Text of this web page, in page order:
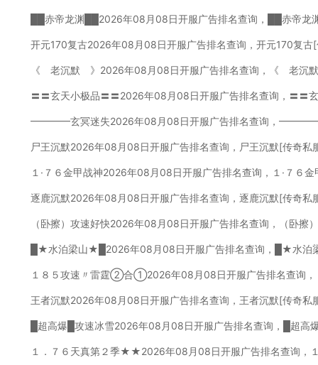
██赤帝龙渊██2026年08月08日开服广告排名查询，██赤帝龙
开元170复古2026年08月08日开服广告排名查询，开元170复古
《 老沉默 》2026年08月08日开服广告排名查询，《 老沉
〓〓玄天小极品〓〓2026年08月08日开服广告排名查询，〓〓
━━━━玄冥迷失2026年08月08日开服广告排名查询，━━━━
尸王沉默2026年08月08日开服广告排名查询，尸王沉默[传奇私
１·７６金甲战神2026年08月08日开服广告排名查询，１·７６
逐鹿沉默2026年08月08日开服广告排名查询，逐鹿沉默[传奇私
（卧擦）攻速好快2026年08月08日开服广告排名查询，（卧擦
█★水泊梁山★█2026年08月08日开服广告排名查询，█★水泊
１８５攻速〃雷霆②合①2026年08月08日开服广告排名查询
王者沉默2026年08月08日开服广告排名查询，王者沉默[传奇私
█超高爆█攻速冰雪2026年08月08日开服广告排名查询，█超高
１．７６天真第２季★★2026年08月08日开服广告排名查询